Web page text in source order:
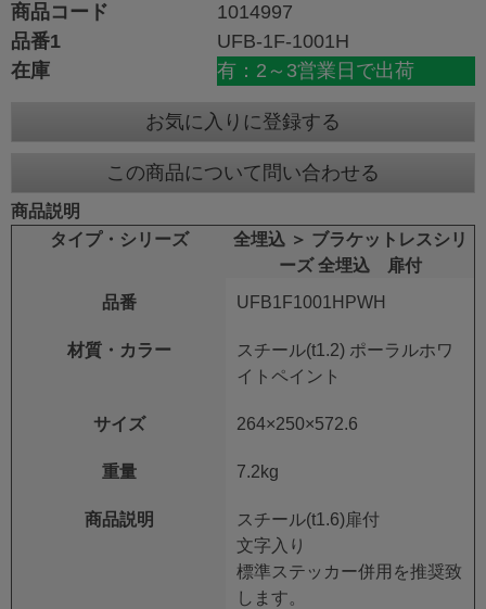
商品コード
1014997
品番1
UFB-1F-1001H
在庫
有：2～3営業日で出荷
お気に入りに登録する
この商品について問い合わせる
商品説明
タイプ・シリーズ
全埋込 ＞ ブラケットレスシリ
ーズ 全埋込 扉付
品番
UFB1F1001HPWH
材質・カラー
スチール(t1.2) ポーラルホワ
イトペイント
サイズ 264×250×572.6
重量 7.2kg
商品説明
スチール(t1.6)扉付
文字入り
標準ステッカー併用を推奨致
します。